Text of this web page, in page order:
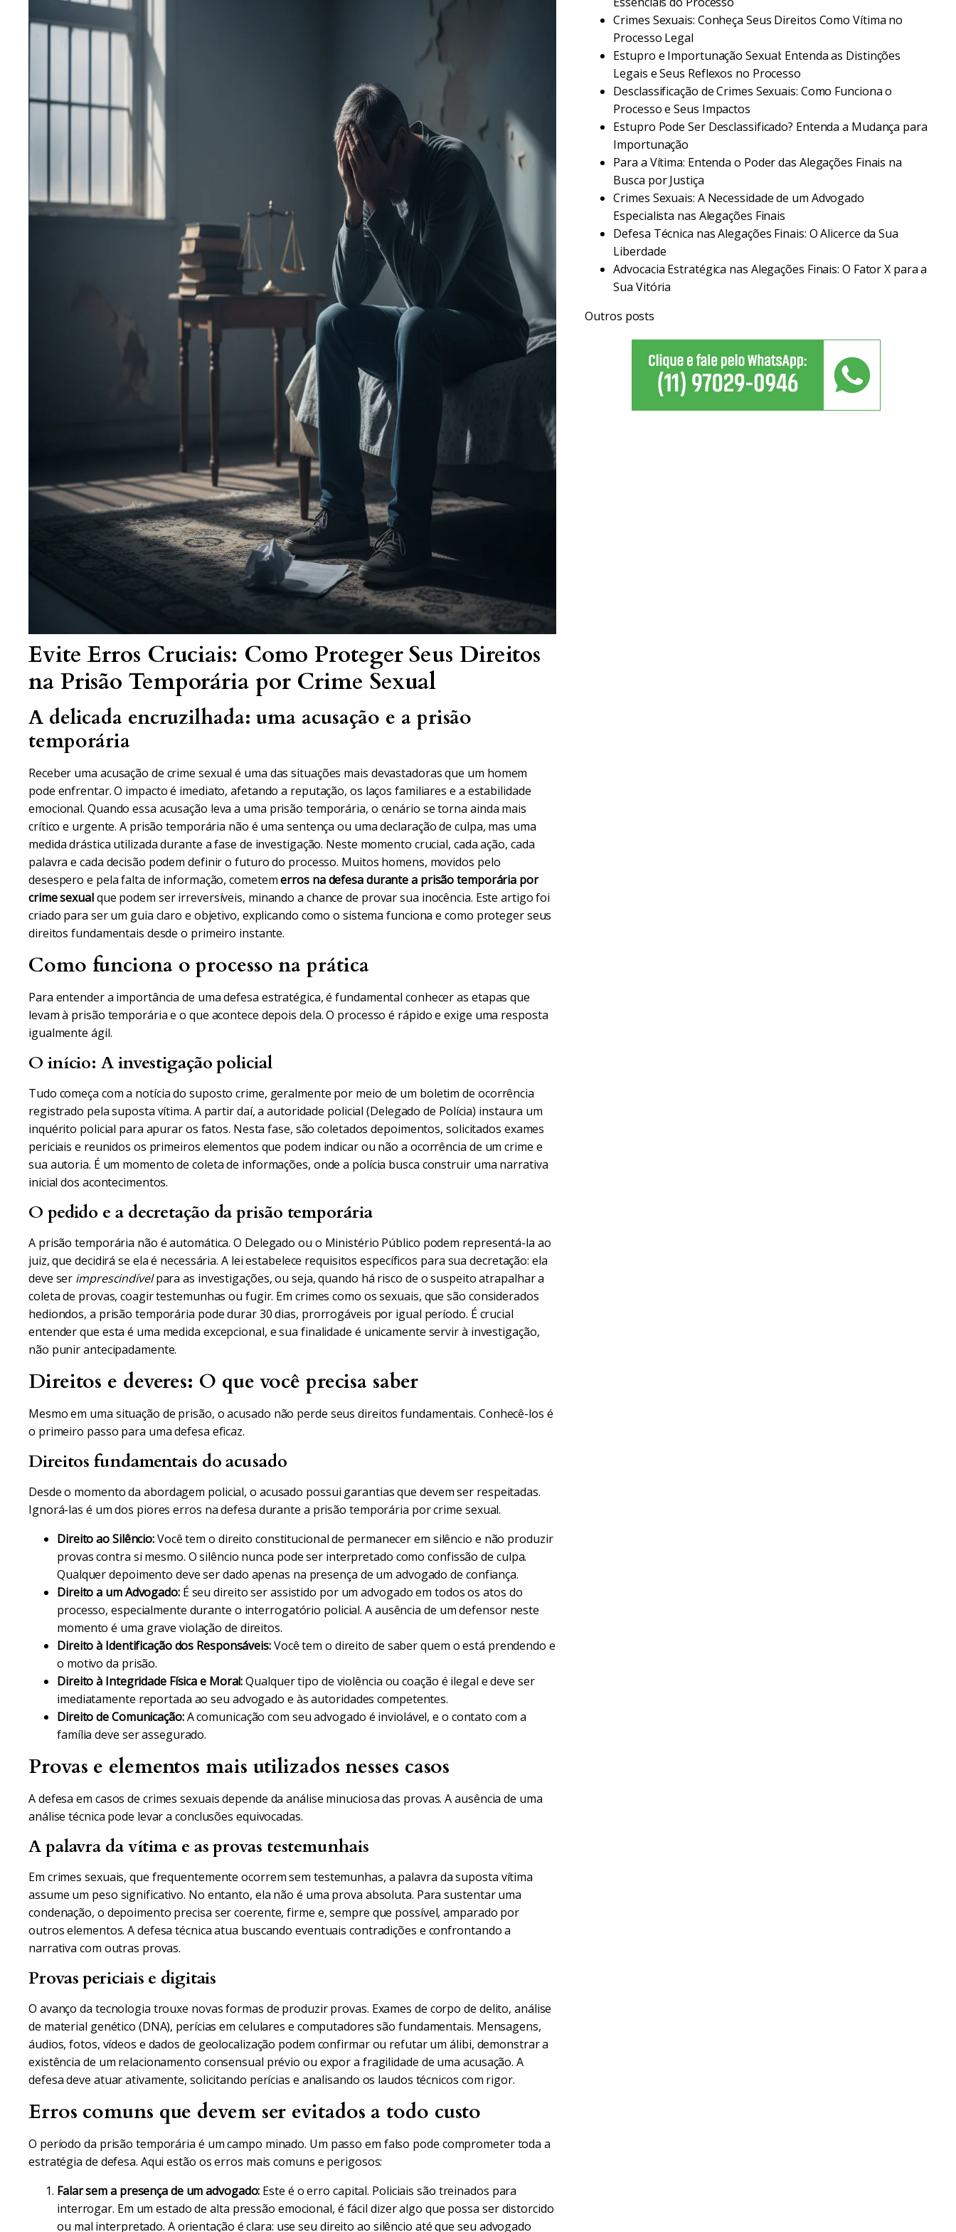
Evite Erros Cruciais: Como Proteger Seus Direitos
na Prisão Temporária por Crime Sexual
A delicada encruzilhada: uma acusação e a prisão
temporária
Receber uma acusação de crime sexual é uma das situações mais devastadoras que um homem
pode enfrentar. O impacto é imediato, afetando a reputação, os laços familiares e a estabilidade
emocional. Quando essa acusação leva a uma prisão temporária, o cenário se torna ainda mais
crítico e urgente. A prisão temporária não é uma sentença ou uma declaração de culpa, mas uma
medida drástica utilizada durante a fase de investigação. Neste momento crucial, cada ação, cada
palavra e cada decisão podem definir o futuro do processo. Muitos homens, movidos pelo
desespero e pela falta de informação, cometemerros na defesa durante a prisão temporária por
crime sexualque podem ser irreversíveis, minando a chance de provar sua inocência. Este artigo foi
criado para ser um guia claro e objetivo, explicando como o sistema funciona e como proteger seus
direitos fundamentais desde o primeiro instante.
Como funciona o processo na prática
Para entender a importância de uma defesa estratégica, é fundamental conhecer as etapas que
levam à prisão temporária e o que acontece depois dela. O processo é rápido e exige uma resposta
igualmente ágil.
O início: A investigação policial
Tudo começa com a notícia do suposto crime, geralmente por meio de um boletim de ocorrência
registrado pela suposta vítima. A partir daí, a autoridade policial (Delegado de Polícia) instaura um
inquérito policial para apurar os fatos. Nesta fase, são coletados depoimentos, solicitados exames
periciais e reunidos os primeiros elementos que podem indicar ou não a ocorrência de um crime e
sua autoria. É um momento de coleta de informações, onde a polícia busca construir uma narrativa
inicial dos acontecimentos.
O pedido e a decretação da prisão temporária
A prisão temporária não é automática. O Delegado ou o Ministério Público podem representá-la ao
juiz, que decidirá se ela é necessária. A lei estabelece requisitos específicos para sua decretação: ela
deve ser imprescindívelpara as investigações, ou seja, quando há risco de o suspeito atrapalhar a
coleta de provas, coagir testemunhas ou fugir. Em crimes como os sexuais, que são considerados
hediondos, a prisão temporária pode durar 30 dias, prorrogáveis por igual período. É crucial
entender que esta é uma medida excepcional, e sua finalidade é unicamente servir à investigação,
não punir antecipadamente.
Direitos e deveres: O que você precisa saber
Mesmo em uma situação de prisão, o acusado não perde seus direitos fundamentais. Conhecê-los é
o primeiro passo para uma defesa eficaz.
Direitos fundamentais do acusado
Desde o momento da abordagem policial, o acusado possui garantias que devem ser respeitadas.
Ignorá-las é um dos piores erros na defesa durante a prisão temporária por crime sexual.
Direito ao Silêncio:Você tem o direito constitucional de permanecer em silêncio e não produzir
provas contra si mesmo. O silêncio nunca pode ser interpretado como confissão de culpa.
Qualquer depoimento deve ser dado apenas na presença de um advogado de confiança.
Direito a um Advogado:É seu direito ser assistido por um advogado em todos os atos do
processo, especialmente durante o interrogatório policial. A ausência de um defensor neste
momento é uma grave violação de direitos.
Direito à Identificação dos Responsáveis:Você tem o direito de saber quem o está prendendo e
o motivo da prisão.
Direito à Integridade Física e Moral:Qualquer tipo de violência ou coação é ilegal e deve ser
imediatamente reportada ao seu advogado e às autoridades competentes.
Direito de Comunicação:A comunicação com seu advogado é inviolável, e o contato com a
família deve ser assegurado.
Provas e elementos mais utilizados nesses casos
A defesa em casos de crimes sexuais depende da análise minuciosa das provas. A ausência de uma
análise técnica pode levar a conclusões equivocadas.
A palavra da vítima e as provas testemunhais
Em crimes sexuais, que frequentemente ocorrem sem testemunhas, a palavra da suposta vítima
assume um peso significativo. No entanto, ela não é uma prova absoluta. Para sustentar uma
condenação, o depoimento precisa ser coerente, firme e, sempre que possível, amparado por
outros elementos. A defesa técnica atua buscando eventuais contradições e confrontando a
narrativa com outras provas.
Provas periciais e digitais
O avanço da tecnologia trouxe novas formas de produzir provas. Exames de corpo de delito, análise
de material genético (DNA), perícias em celulares e computadores são fundamentais. Mensagens,
áudios, fotos, vídeos e dados de geolocalização podem confirmar ou refutar um álibi, demonstrar a
existência de um relacionamento consensual prévio ou expor a fragilidade de uma acusação. A
defesa deve atuar ativamente, solicitando perícias e analisando os laudos técnicos com rigor.
Erros comuns que devem ser evitados a todo custo
O período da prisão temporária é um campo minado. Um passo em falso pode comprometer toda a
estratégia de defesa. Aqui estão os erros mais comuns e perigosos:
Falar sem a presença de um advogado: Este é o erro capital. Policiais são treinados para
interrogar. Em um estado de alta pressão emocional, é fácil dizer algo que possa ser distorcido
ou mal interpretado. A orientação é clara: use seu direito ao silêncio até que seu advogado
Crimes Sexuais: Conheça Seus Direitos Como Vítima no
Processo Legal
Estupro e Importunação Sexual: Entenda as Distinções
Legais e Seus Reflexos no Processo
Desclassificação de Crimes Sexuais: Como Funciona o
Processo e Seus Impactos
Estupro Pode Ser Desclassificado? Entenda a Mudança para
Importunação
Para a Vítima: Entenda o Poder das Alegações Finais na
Busca por Justiça
Crimes Sexuais: A Necessidade de um Advogado
Especialista nas Alegações Finais
Defesa Técnica nas Alegações Finais: O Alicerce da Sua
Liberdade
Advocacia Estratégica nas Alegações Finais: O Fator X para a
Sua Vitória
Outros posts